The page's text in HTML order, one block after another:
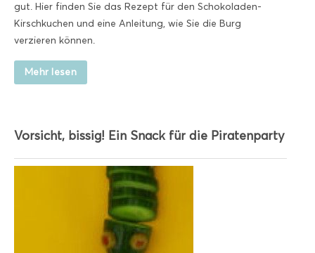
gut. Hier finden Sie das Rezept für den Schokoladen-
Kirschkuchen und eine Anleitung, wie Sie die Burg
verzieren können.
Mehr lesen
Vorsicht, bissig! Ein Snack für die Piratenparty